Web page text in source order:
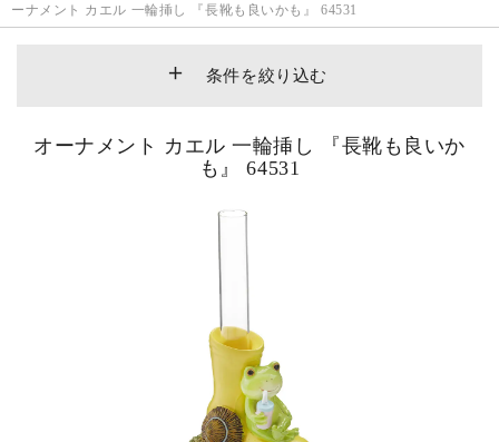
ーナメント カエル 一輪挿し 『長靴も良いかも』 64531
条件を絞り込む
商品カテゴリー/家具
商品カテゴリー/雑貨
オーナメント カエル 一輪挿し 『長靴も良いか
も』 64531